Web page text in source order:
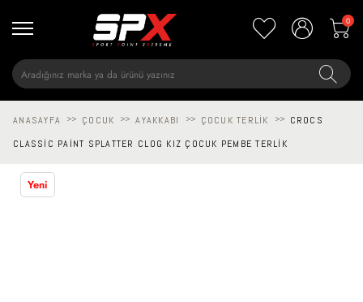
0
ANASAYFA >> ÇOCUK >> AYAKKABI >> ÇOCUK TERLIK >>
CROCS
CLASSIC PAINT SPLATTER CLOG KIZ ÇOCUK PEMBE TERLIK
Yeni